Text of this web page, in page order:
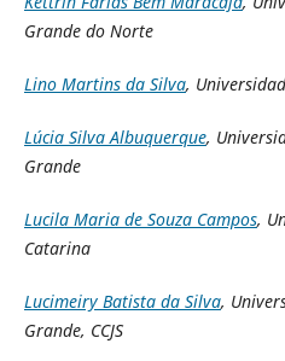
Grande do Norte
Lino Martins da Silva,
Lúcia Silva Albuquerque,
Grande
Lucila Maria de Souza Campos,
Catarina
Lucimeiry Batista da Silva,
Grande, CCJS